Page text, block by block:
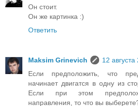
Он стоит.
Он же картинка :)
Ответить
Maksim Grinevich
12 августа
Если предположить, что
начинает двигатся в одну из
Если при этом
направления, то что вы